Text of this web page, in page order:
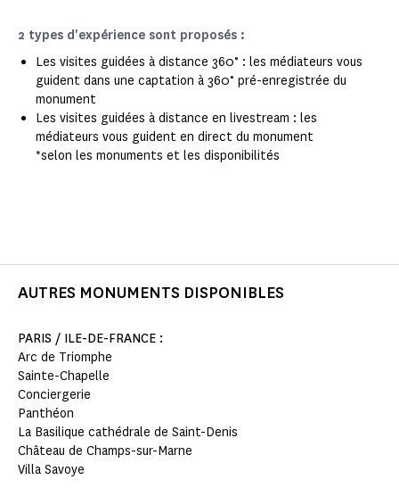
2 types d'expérience sont proposés :
Les visites guidées à distance 360° : les médiateurs vous
guident dans une captation à 360° pré-enregistrée du
monument
Les visites guidées à distance en livestream : les
médiateurs vous guident en direct du monument
*selon les monuments et les disponibilités
AUTRES MONUMENTS DISPONIBLES
PARIS / ILE-DE-FRANCE :
Arc de Triomphe
Sainte-Chapelle
Conciergerie
Panthéon
La Basilique cathédrale de Saint-Denis
Château de Champs-sur-Marne
Villa Savoye